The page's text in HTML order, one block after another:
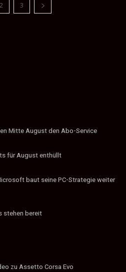
2 3
Mitte August den Abo-Service
für August enthüllt
baut seine PC-Strategie weiter
stehen bereit
zu Assetto Corsa Evo